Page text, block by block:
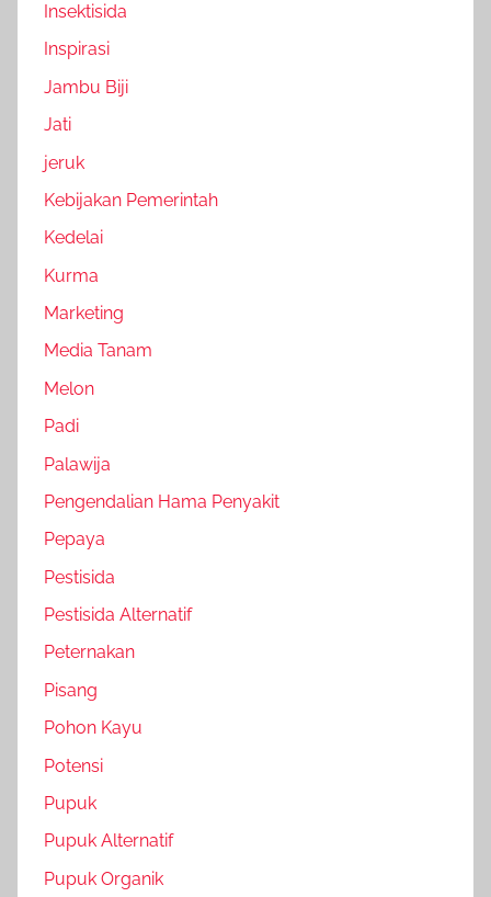
Insektisida
Inspirasi
Jambu Biji
Jati
jeruk
Kebijakan Pemerintah
Kedelai
Kurma
Marketing
Media Tanam
Melon
Padi
Palawija
Pengendalian Hama Penyakit
Pepaya
Pestisida
Pestisida Alternatif
Peternakan
Pisang
Pohon Kayu
Potensi
Pupuk
Pupuk Alternatif
Pupuk Organik